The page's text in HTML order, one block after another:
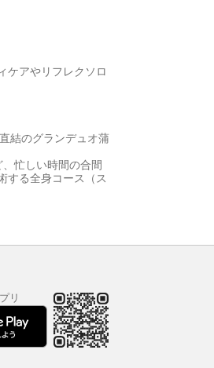
ケアやリフレクソロ
結のグランデュオ蒲
忙しい時間の合間
する全身コース（ス
リ